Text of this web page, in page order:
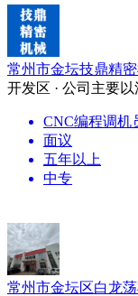
常州市金坛技鼎精
开发区 · 公司主要
CNC编程调机
面议
五年以上
中专
常州市金坛区白龙